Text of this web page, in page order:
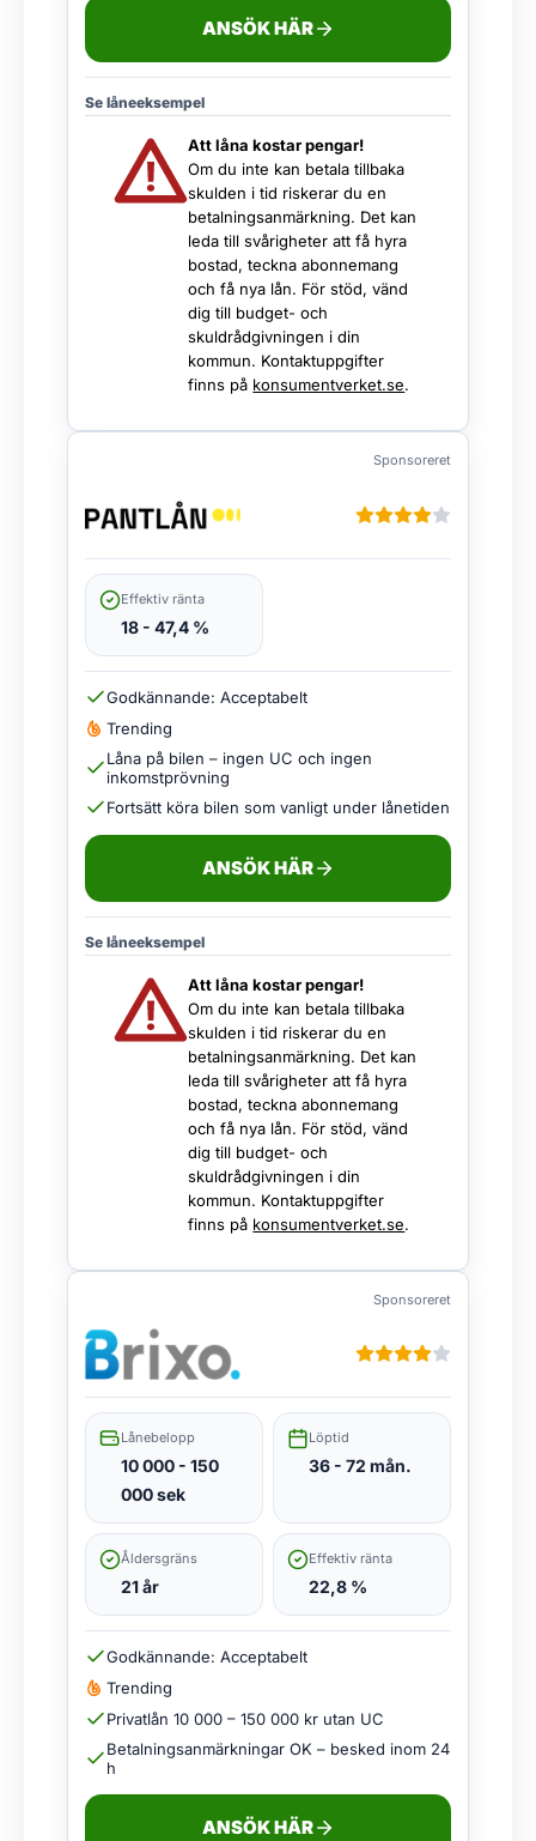
ANSÖK HÄR
Se låneeksempel
Att låna kostar pengar!
Om du inte kan betala tillbaka
skulden i tid riskerar du en
betalningsanmärkning. Det kan
leda till svårigheter att få hyra
bostad, teckna abonnemang
och få nya lån. För stöd, vänd
dig till budget- och
skuldrådgivningen i din
kommun. Kontaktuppgifter
finns på konsumentverket.se.
Sponsoreret
Effektiv ränta
18 - 47,4 %
Godkännande: Acceptabelt
Trending
Låna på bilen – ingen UC och ingen
inkomstprövning
Fortsätt köra bilen som vanligt under lånetiden
ANSÖK HÄR
Se låneeksempel
Att låna kostar pengar!
Om du inte kan betala tillbaka
skulden i tid riskerar du en
betalningsanmärkning. Det kan
leda till svårigheter att få hyra
bostad, teckna abonnemang
och få nya lån. För stöd, vänd
dig till budget- och
skuldrådgivningen i din
kommun. Kontaktuppgifter
finns på konsumentverket.se.
Sponsoreret
Lånebelopp
10 000 - 150
000 sek
Löptid
36 - 72 mån.
Åldersgräns
21 år
Effektiv ränta
22,8 %
Godkännande: Acceptabelt
Trending
Privatlån 10 000 – 150 000 kr utan UC
Betalningsanmärkningar OK – besked inom 24
h
ANSÖK HÄR